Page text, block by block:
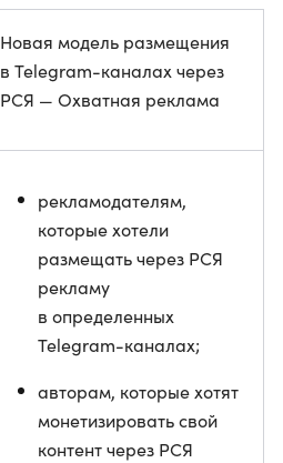
Новая модель размещения
в Telegram-каналах через
РСЯ — Охватная реклама
рекламодателям,
которые хотели
размещать через РСЯ
рекламу
в определенных
Telegram-каналах;
авторам, которые хотят
монетизировать свой
контент через РСЯ